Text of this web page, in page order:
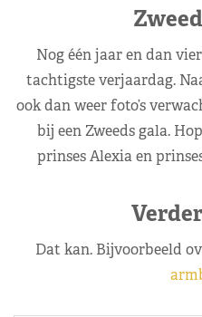
Nog één jaar en dan
tachtigste verjaardag.
ook dan weer foto’s
bij een Zweeds gala.
prinses Alexia en
Dat kan. Bijvoorbeeld